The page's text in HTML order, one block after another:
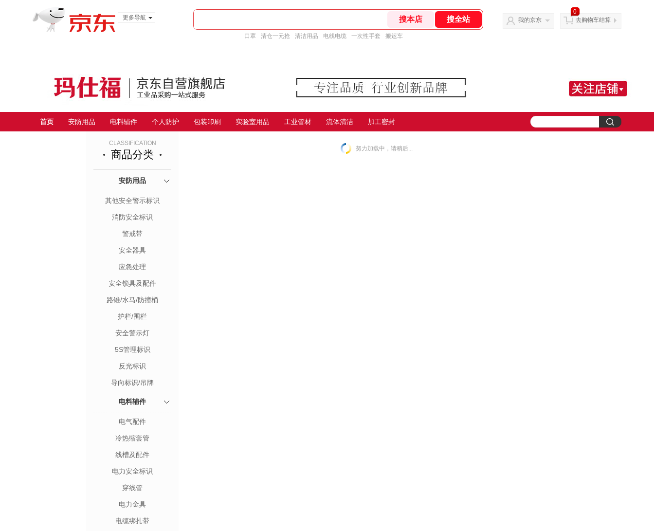
更多导航
口罩 清仓一元抢 清洁用品 电线电缆 一次性手套 搬运车
我的京东
0
去购物车结算
首页 安防用品 电料辅件 个人防护 包装印刷 实验室用品 工业管材 流体清洁 加工密封
CLASSIFICATION
商品分类
安防用品
其他安全警示标识
消防安全标识
警戒带
安全器具
应急处理
安全锁具及配件
路锥/水马/防撞桶
护栏/围栏
安全警示灯
5S管理标识
反光标识
导向标识/吊牌
电料辅件
电气配件
冷热缩套管
线槽及配件
电力安全标识
穿线管
电力金具
电缆绑扎带
努力加载中，请稍后...